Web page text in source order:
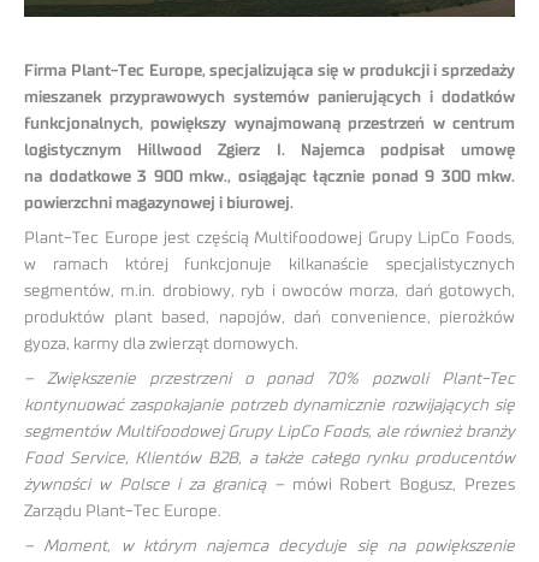
Firma Plant-Tec Europe, specjalizująca się w produkcji i sprzedaży
mieszanek przyprawowych systemów panierujących i dodatków
funkcjonalnych, powiększy wynajmowaną przestrzeń w centrum
logistycznym Hillwood Zgierz I. Najemca podpisał umowę
na dodatkowe 3 900 mkw., osiągając łącznie ponad 9 300 mkw.
powierzchni magazynowej i biurowej.
Plant-Tec Europe jest częścią Multifoodowej Grupy LipCo Foods,
w ramach której funkcjonuje kilkanaście specjalistycznych
segmentów, m.in. drobiowy, ryb i owoców morza, dań gotowych,
produktów plant based, napojów, dań convenience, pierożków
gyoza, karmy dla zwierząt domowych.
– Zwiększenie przestrzeni o ponad 70% pozwoli Plant-Tec
kontynuować zaspokajanie potrzeb dynamicznie rozwijających się
segmentów Multifoodowej Grupy LipCo Foods, ale również branży
Food Service, Klientów B2B, a także całego rynku producentów
żywności w Polsce i za granicą –mówi Robert Bogusz, Prezes
Zarządu Plant-Tec Europe.
– Moment, w którym najemca decyduje się na powiększenie